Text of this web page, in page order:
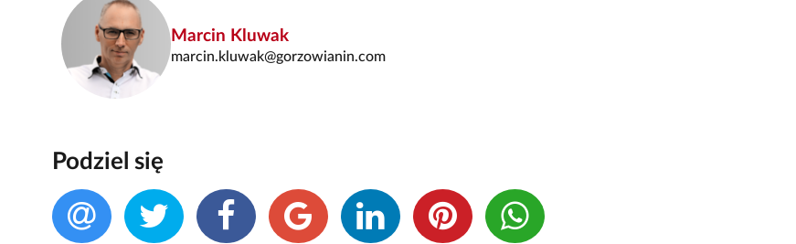
Marcin Kluwak
marcin.kluwak@gorzowianin.com
Podziel się